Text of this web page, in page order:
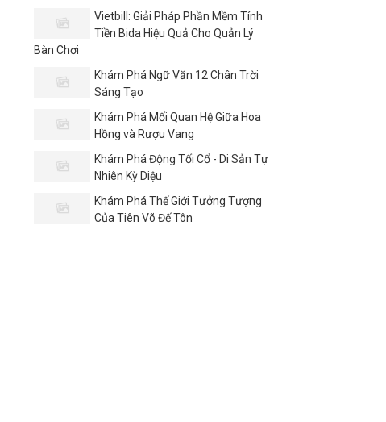
Vietbill: Giải Pháp Phần Mềm Tính
Tiền Bida Hiệu Quả Cho Quản Lý
Bàn Chơi
Khám Phá Ngữ Văn 12 Chân Trời
Sáng Tạo
Khám Phá Mối Quan Hệ Giữa Hoa
Hồng và Rượu Vang
Khám Phá Động Tối Cổ - Di Sản Tự
Nhiên Kỳ Diệu
Khám Phá Thế Giới Tưởng Tượng
Của Tiên Võ Đế Tôn